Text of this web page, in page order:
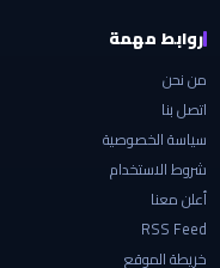
روابط مهمة
من نحن
اتصل بنا
سياسة الخصوصية
شروط الاستخدام
أعلن معنا
RSS Feed
خريطة الموقع